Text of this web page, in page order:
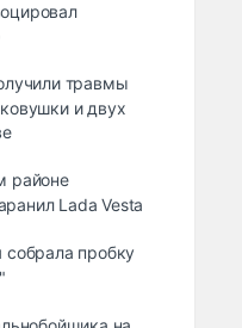
травмы
и двух
районе
Lada Vesta
собрала пробку